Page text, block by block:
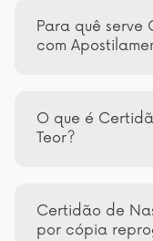
Para quê serve
com
O que é
Teor?
Certidão de
por cópia